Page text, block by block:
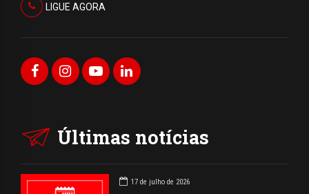
LIGUE AGORA
Últimas notícias
17 de julho de 2026